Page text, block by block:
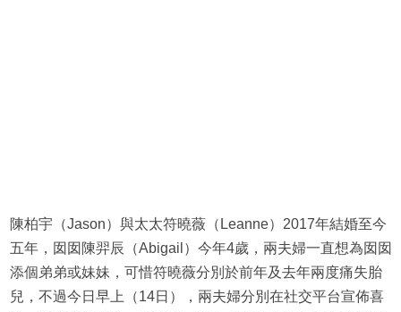
陳柏宇（Jason）與太太符曉薇（Leanne）2017年結婚至今
五年，囡囡陳羿辰（Abigail）今年4歲，兩夫婦一直想為囡囡
添個弟弟或妹妹，可惜符曉薇分別於前年及去年兩度痛失胎
兒，不過今日早上（14日），兩夫婦分別在社交平台宣佈喜